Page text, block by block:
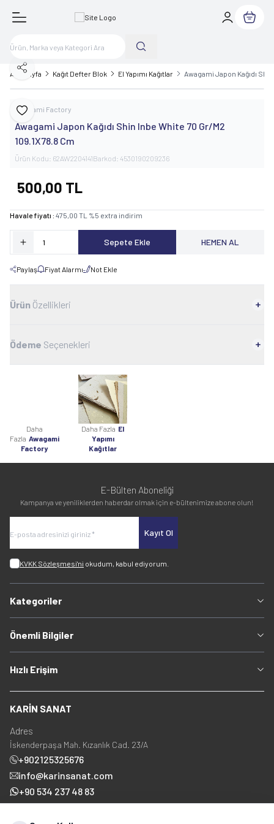
Sepetim
Ana Sayfa Kağıt Defter Blok El Yapımı Kağıtlar Awagami Japon Kağıdı
Favoriye Ekle
Paylaş
Awagami Factory
Awagami Japon Kağıdı Shin Inbe White 70 Gr/M2
109.1X78.8 Cm
Ürün Kodu: 62AW2204141Barkod: 4530190209236
500,00 TL
Havale fiyatı : 475,00 TL %5 extra indirim
Sepete Ekle HEMEN AL
Paylaş Fiyat Alarmı Not Ekle
Ürün Özellikleri
Ödeme Seçenekleri
Daha
Fazla Awagami
Factory
Daha Fazla El
Yapımı
Kağıtlar
E-Bülten Aboneliği
Kampanya ve yeniliklerden haberdar olmak için e-bültenimize abone olun!
Kayıt Ol
KVKK Sözleşmesi'ni okudum, kabul ediyorum.
Kategoriler
Önemli Bilgiler
Hızlı Erişim
KARİN SANAT
Adres
İskenderpaşa Mah. Kızanlık Cad. 23/A
+902125325676
info@karinsanat.com
+90 534 237 48 83